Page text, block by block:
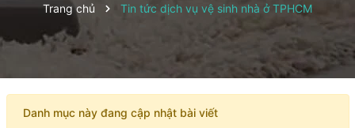
Trang chủ Tin tức dịch vụ vệ sinh nhà ở TPHCM
Danh mục này đang cập nhật bài viết